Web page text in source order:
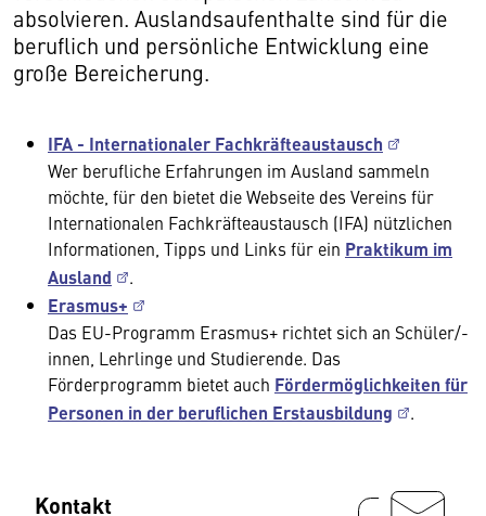
absolvieren. Auslandsaufenthalte sind für die
beruflich und persönliche Entwicklung eine
große Bereicherung.
IFA - Internationaler Fachkräfteaustausch
Wer berufliche Erfahrungen im Ausland sammeln
möchte, für den bietet die Webseite des Vereins für
Internationalen Fachkräfteaustausch (IFA) nützlichen
Informationen, Tipps und Links für ein Praktikum im
Ausland
.
Erasmus+
Das EU-Programm Erasmus+ richtet sich an Schüler/-
innen, Lehrlinge und Studierende. Das
Förderprogramm bietet auch Fördermöglichkeiten für
Personen in der beruflichen Erstausbildung
.
Kontakt